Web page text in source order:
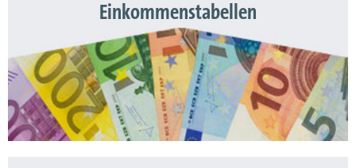
Einkommenstabellen